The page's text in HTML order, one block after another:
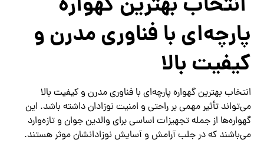
پارچه‌ای با فناوری مدرن و
کیفیت بالا
انتخاب بهترین گهواره پارچه‌ای با فناوری مدرن و کیفیت بالا
می‌تواند تأثیر مهمی بر راحتی و امنیت نوزادان داشته باشد. این
گهواره‌ها از جمله تجهیزات اساسی برای والدین جوان و تازه‌وارد
می‌باشند که در جلب آرامش و آسایش نوزادانشان موثر هستند.